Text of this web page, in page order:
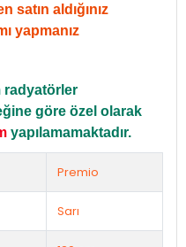
satın aldığınız
yapmanız
radyatörler
göre özel olarak
yapılamamaktadır.
Premio
Sarı